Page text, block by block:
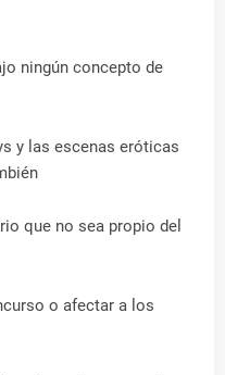
ningún concepto de
y las escenas eróticas
que no sea propio del
o afectar a los